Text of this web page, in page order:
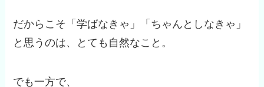
だからこそ「学ばなきゃ」「ちゃんとしなきゃ」
と思うのは、とても自然なこと。
でも一方で、